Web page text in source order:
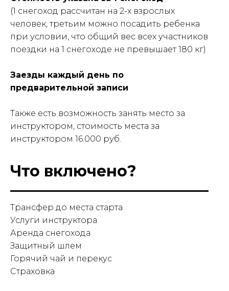
(1 снегоход рассчитан на 2-х взрослых
человек, третьим можно посадить ребенка
при условии, что общий вес всех участников
поездки на 1 снегоходе не превышает 180 кг)
Заезды каждый день по
предварительной записи
Также есть возможность занять место за
инструктором, стоимость места за
инструктором 16.000 руб.
Что включено?
Трансфер до места старта
Услуги инструктора
Аренда снегохода
Защитный шлем
Горячий чай и перекус
Страховка